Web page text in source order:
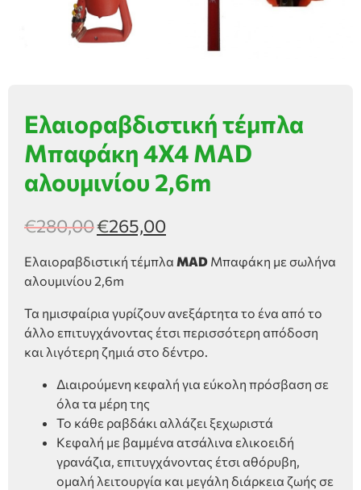
Ελαιοραβδιστική τέμπλα
Μπαφάκη 4Χ4 MAD
αλουμινίου 2,6m
€280,00€265,00
Ελαιοραβδιστική τέμπλα MAD Μπαφάκη με σωλήνα
αλουμινίου 2,6m
Τα ημισφαίρια γυρίζουν ανεξάρτητα το ένα από το
άλλο επιτυγχάνοντας έτσι περισσότερη απόδοση
και λιγότερη ζημιά στο δέντρο.
Διαιρούμενη κεφαλή για εύκολη πρόσβαση σε
όλα τα μέρη της
Το κάθε ραβδάκι αλλάζει ξεχωριστά
Κεφαλή με βαμμένα ατσάλινα ελικοειδή
γρανάζια, επιτυγχάνοντας έτσι αθόρυβη,
ομαλή λειτουργία και μεγάλη διάρκεια ζωής σε